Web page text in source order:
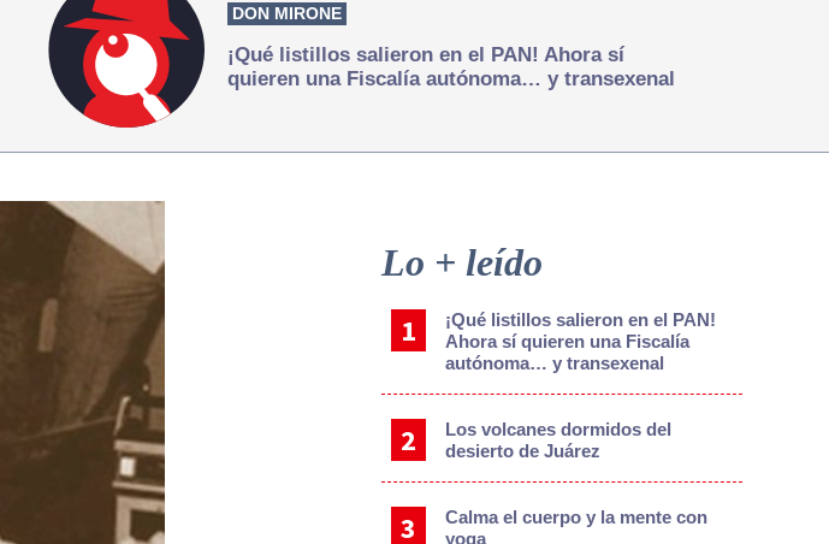
DON MIRONE
¡Qué listillos salieron en el PAN! Ahora sí
quieren una Fiscalía autónoma… y transexenal
Sidebar
Lo + leído
¡Qué listillos salieron en el PAN!
Ahora sí quieren una Fiscalía
autónoma… y transexenal
Los volcanes dormidos del
desierto de Juárez
Calma el cuerpo y la mente con
yoga